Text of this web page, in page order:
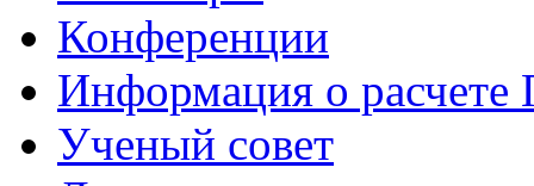
Конференции
Информация о
Ученый совет